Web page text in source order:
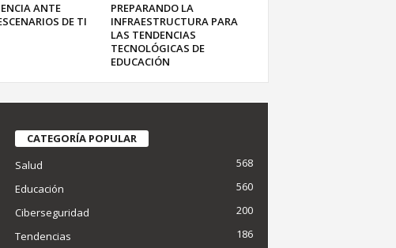
ANTE
DE TI
PREPARANDO LA
INFRAESTRUCTURA PARA
LAS TENDENCIAS
TECNOLÓGICAS DE
EDUCACIÓN
CATEGORÍA POPULAR
Salud
568
Educación
560
Ciberseguridad
200
Tendencias
186